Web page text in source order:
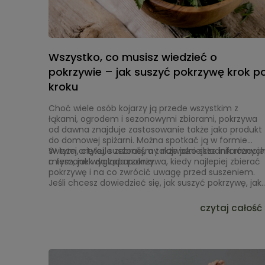
Wszystko, co musisz wiedzieć o
pokrzywie – jak suszyć pokrzywę krok
kroku
Choć wiele osób kojarzy ją przede wszystkim z
łąkami, ogrodem i sezonowymi zbiorami, pokrzywa
od dawna znajduje zastosowanie także jako produkt
do domowej spiżarni. Można spotkać ją w formie
świeżej, ciętej, suszonej, a także jako składnik różnych
mieszanek do zaparzania.
W tym artykule zebraliśmy najważniejsze informacje
o tym, jak wygląda pokrzywa, kiedy najlepiej zbierać
pokrzywę i na co zwrócić uwagę przed suszeniem.
Jeśli chcesz dowiedzieć się, jak suszyć pokrzywę, jak
do dalszego wykorzystania, ten poradnik pomoże Ci
uporządkować podstawy. Skupiamy się tutaj na
pokrzywy do suszenia i późniejszego użycia w kuchni.
czytaj całość